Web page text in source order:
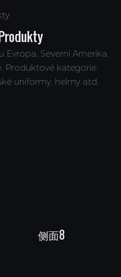
Evropa, Severní Amerika,
Produktové kategorie
uniformy, helmy atd.
侧面8